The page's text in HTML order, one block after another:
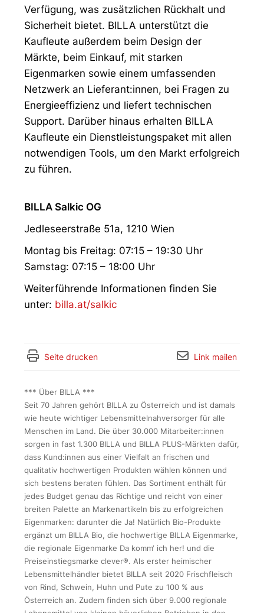
Verfügung, was zusätzlichen Rückhalt und
Sicherheit bietet. BILLA unterstützt die
Kaufleute außerdem beim Design der
Märkte, beim Einkauf, mit starken
Eigenmarken sowie einem umfassenden
Netzwerk an Lieferant:innen, bei Fragen zu
Energieeffizienz und liefert technischen
Support. Darüber hinaus erhalten BILLA
Kaufleute ein Dienstleistungspaket mit allen
notwendigen Tools, um den Markt erfolgreich
zu führen.
BILLA Salkic OG
Jedleseerstraße 51a, 1210 Wien
Montag bis Freitag: 07:15 – 19:30 Uhr
Samstag: 07:15 – 18:00 Uhr
Weiterführende Informationen finden Sie
unter: billa.at/salkic
Seite drucken Link mailen
*** Über BILLA ***
Seit 70 Jahren gehört BILLA zu Österreich und ist damals
wie heute wichtiger Lebensmittelnahversorger für alle
Menschen im Land. Die über 30.000 Mitarbeiter:innen
sorgen in fast 1.300 BILLA und BILLA PLUS-Märkten dafür,
dass Kund:innen aus einer Vielfalt an frischen und
qualitativ hochwertigen Produkten wählen können und
sich bestens beraten fühlen. Das Sortiment enthält für
jedes Budget genau das Richtige und reicht von einer
breiten Palette an Markenartikeln bis zu erfolgreichen
Eigenmarken: darunter die Ja! Natürlich Bio-Produkte
ergänzt um BILLA Bio, die hochwertige BILLA Eigenmarke,
die regionale Eigenmarke Da komm‘ ich her! und die
Preiseinstiegsmarke clever®. Als erster heimischer
Lebensmittelhändler bietet BILLA seit 2020 Frischfleisch
von Rind, Schwein, Huhn und Pute zu 100 % aus
Österreich an. Zudem finden sich über 9.000 regionale